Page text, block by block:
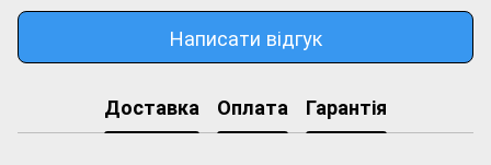
Написати відгук
Доставка Оплата Гарантія